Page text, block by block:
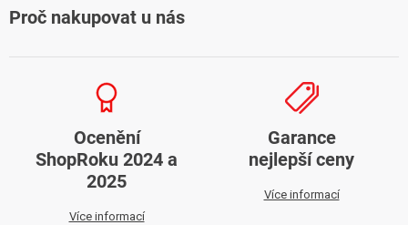
Proč nakupovat u nás
Ocenění
ShopRoku 2024 a
2025
Více informací
Garance
nejlepší ceny
Více informací